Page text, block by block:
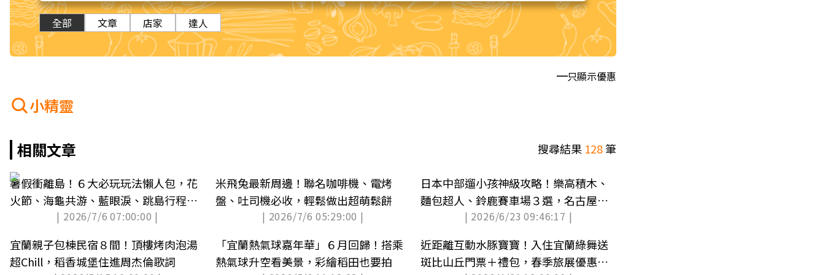
全部 文章 店家 達人
只顯示優惠
小精靈
相關文章 搜尋結果 128筆
暑假衝離島！６大必玩玩法懶人包，花
火節、海龜共游、藍眼淚、跳島行程一
| 2026/7/6 07:00:00 |
米飛兔最新周邊！聯名咖啡機、電烤
盤、吐司機必收，輕鬆做出超萌鬆餅
| 2026/7/6 05:29:00 |
日本中部遛小孩神級攻略！樂高積木、
麵包超人、鈴鹿賽車場３選，名古屋自
| 2026/6/23 09:46:17 |
宜蘭親子包棟民宿８間！頂樓烤肉泡湯
超Chill，稻香城堡住進周杰倫歌詞
「宜蘭熱氣球嘉年華」６月回歸！搭乘
熱氣球升空看美景，彩繪稻田也要拍
近距離互動水豚寶寶！入住宜蘭綠舞送
斑比山丘門票＋禮包，春季旅展優惠開